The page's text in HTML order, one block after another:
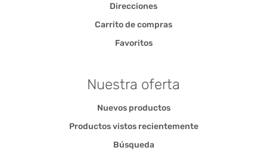
Direcciones
Carrito de compras
Favoritos
Nuestra oferta
Nuevos productos
Productos vistos recientemente
Búsqueda